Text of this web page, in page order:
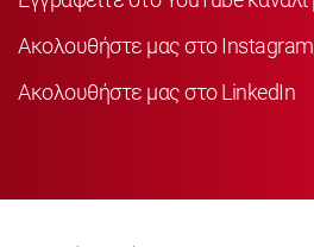
Ακολουθήστε μας στο Instagram
Ακολουθήστε μας στο LinkedIn